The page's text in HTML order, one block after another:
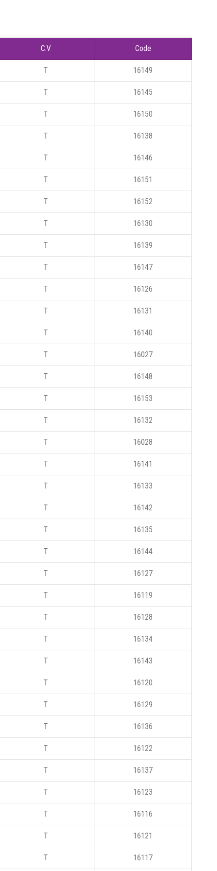
C.V Code
T 16149
T 16145
T 16150
T 16138
T 16146
T 16151
T 16152
T 16130
T 16139
T 16147
T 16126
T 16131
T 16140
T 16027
T 16148
T 16153
T 16132
T 16028
T 16141
T 16133
T 16142
T 16135
T 16144
T 16127
T 16119
T 16128
T 16134
T 16143
T 16120
T 16129
T 16136
T 16122
T 16137
T 16123
T 16116
T 16121
T 16117